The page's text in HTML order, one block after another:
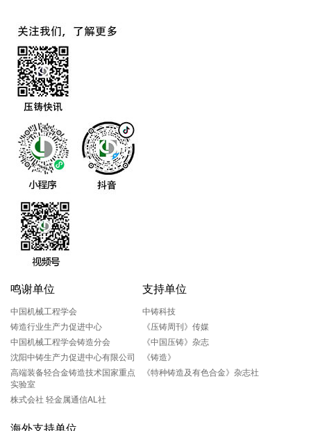
鸣谢单位
中国机械工程学会
铸造行业生产力促进中心
中国机械工程学会铸造分会
沈阳中铸生产力促进中心有限公司
高端装备轻合金铸造技术国家重点
实验室
株式会社 轻金属通信AL社
支持单位
中铸科技
《压铸周刊》传媒
《中国压铸》杂志
《铸造》
《特种铸造及有色合金》杂志社